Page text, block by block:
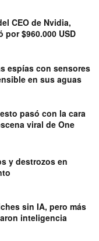
CEO de Nvidia,
$960.000 USD
espías con sensores
en sus aguas
pasó con la cara
viral de One
y destrozos en
sin IA, pero más
inteligencia